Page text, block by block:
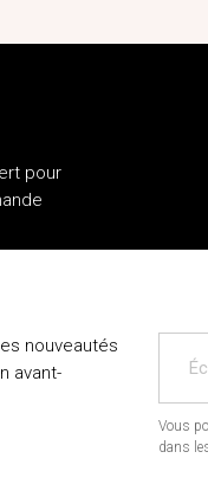
pour
nouveautés
avant-
Vous
dans